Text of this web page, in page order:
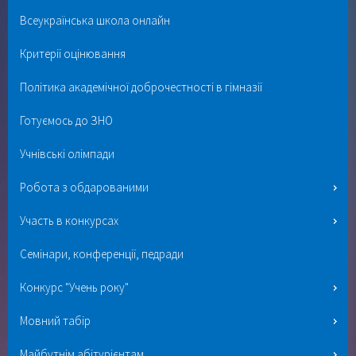
Всеукраїнська школа онлайн
Критерії оцінювання
Політика академічної доброчестності в гімназії
Готуємось до ЗНО
Учнівські олімпади
Робота з обдарованими
Участь в конкурсах
Семінари, конференції, педради
Конкурс "Учень року"
Мовний табір